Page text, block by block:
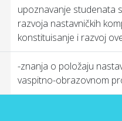
upoznavanje studenata
razvoja nastavničkih
konstituisanje i razvoj
-znanja o položaju
vaspitno-obrazovnom